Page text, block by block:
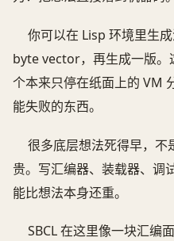
你可以在 Lisp 环境里生
byte vector，再生成一版。
个本来只停在纸面上的 VM
能失败的东西。
很多底层想法死得早，不
贵。写汇编器、装载器、调
能比想法本身还重。
SBCL 在这里像一块汇编